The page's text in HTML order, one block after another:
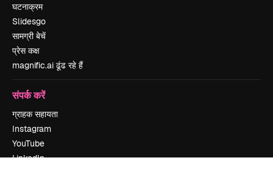
घटनाक्रम
Slidesgo
सामग्री बेचें
प्रेस कक्ष
magnific.ai ढूंढ रहे हैं
संपर्क करें
ग्राहक सहायता
Instagram
YouTube
LinkedIn